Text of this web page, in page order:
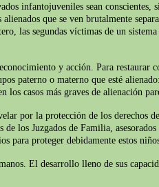
infantojuveniles sean
que se ven brutalmente
las segundas víctimas de un
y acción. Para
paterno o materno que esté
casos más graves de alienación
por la protección de los
los Juzgados de Familia,
para proteger debidamente estos
El desarrollo lleno de sus